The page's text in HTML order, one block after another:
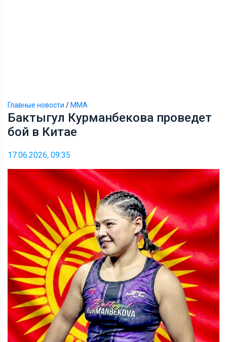
Главные новости / ММА
Бактыгул Курманбекова проведет
бой в Китае
17.06.2026, 09:35